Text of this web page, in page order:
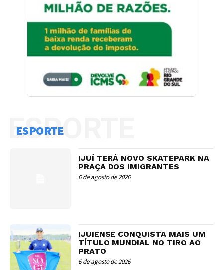
ESPORTE
ESPORTE
IJUÍ TERÁ NOVO SKATEPARK NA
PRAÇA DOS IMIGRANTES
6 de agosto de 2026
IJUIENSE CONQUISTA MAIS UM
TÍTULO MUNDIAL NO TIRO AO
PRATO
6 de agosto de 2026